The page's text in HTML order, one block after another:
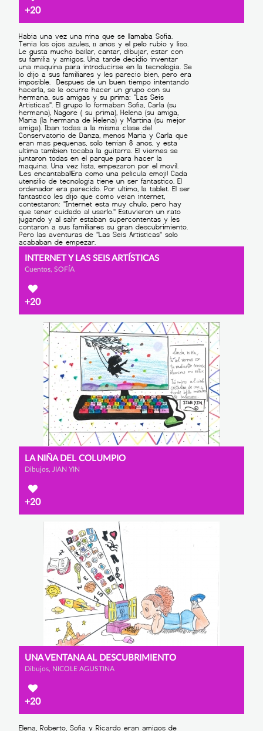
+20
INTERNET Y LAS SEIS ARTÍSTICAS
Cuentos, SOFÍA
+20
LA NIÑA DEL COLUMPIO
Dibujos, JIAN YIN
+20
UNA VENTANA AL DESCUBRIMIENTO
Dibujos, NICOLE AGUSTINA
+20